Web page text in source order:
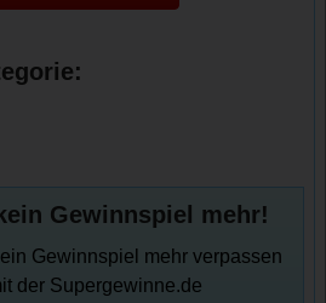
Gewinnspiel mehr!
Gewinnspiel mehr verpassen
der Supergewinne.de